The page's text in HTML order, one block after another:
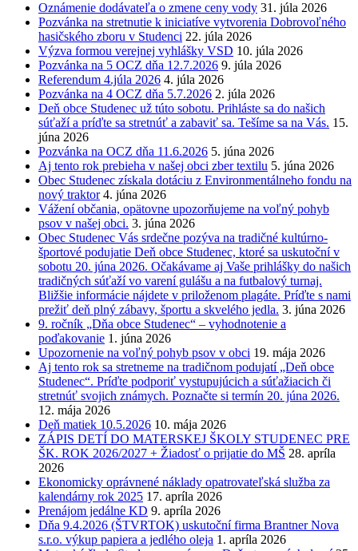
Oznámenie dodávateľa o zmene ceny vody 31. júla 2026
Pozvánka na stretnutie k iniciatíve vytvorenia Dobrovoľného
hasičského zboru v Studenci 22. júla 2026
Výzva formou verejnej vyhlášky VSD 10. júla 2026
Pozvánka na 5 OCZ dňa 12.7.2026 9. júla 2026
Referendum 4.júla 2026 4. júla 2026
Pozvánka na 4 OCZ dňa 5.7.2026 2. júla 2026
Deň obce Studenec už túto sobotu. Prihláste sa do našich
súťaží a príďte sa stretnúť a zabaviť sa. Tešíme sa na Vás. 15.
júna 2026
Pozvánka na OCZ dňa 11.6.2026 5. júna 2026
Aj tento rok prebieha v našej obci zber textilu 5. júna 2026
Obec Studenec získala dotáciu z Environmentálneho fondu na
nový traktor 4. júna 2026
Vážení občania, opätovne upozorňujeme na voľný pohyb
psov v našej obci. 3. júna 2026
Obec Studenec Vás srdečne pozýva na tradičné kultúrno-
športové podujatie Deň obce Studenec, ktoré sa uskutoční v
sobotu 20. júna 2026. Očakávame aj Vaše prihlášky do našich
tradičných súťaží vo varení gulášu a na futbalový turnaj.
Bližšie informácie nájdete v priloženom plagáte. Príďte s nami
prežiť deň plný zábavy, športu a skvelého jedla. 3. júna 2026
9. ročník „Dňa obce Studenec“ – vyhodnotenie a
poďakovanie 1. júna 2026
Upozornenie na voľný pohyb psov v obci 19. mája 2026
Aj tento rok sa stretneme na tradičnom podujatí „Deň obce
Studenec“. Príďte podporiť vystupujúcich a súťažiacich či
stretnúť svojich známych. Poznačte si termín 20. júna 2026.
12. mája 2026
Deň matiek 10.5.2026 10. mája 2026
ZÁPIS DETÍ DO MATERSKEJ ŠKOLY STUDENEC PRE
ŠK. ROK 2026/2027 + Žiadosť o prijatie do MŠ 28. apríla
2026
Ekonomicky oprávnené náklady opatrovateľská služba za
kalendárny rok 2025 17. apríla 2026
Prenájom jedálne KD 9. apríla 2026
Dňa 9.4.2026 (ŠTVRTOK) uskutoční firma Brantner Nova
s.r.o. výkup papiera a jedlého oleja 1. apríla 2026